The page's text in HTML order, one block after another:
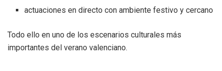
actuaciones en directo con ambiente festivo y cercano
Todo ello en uno de los escenarios culturales más
importantes del verano valenciano.